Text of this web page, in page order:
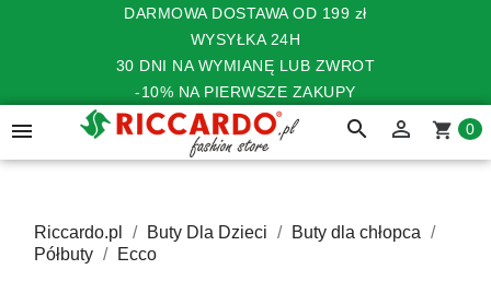
DARMOWA DOSTAWA OD 199 zł
WYSYŁKA 24H
30 DNI NA WYMIANĘ LUB ZWROT
-10% NA PIERWSZE ZAKUPY
 search  shopping_cart 0
Riccardo.pl Buty Dla Dzieci
Buty dla chłopca
Półbuty
Ecco